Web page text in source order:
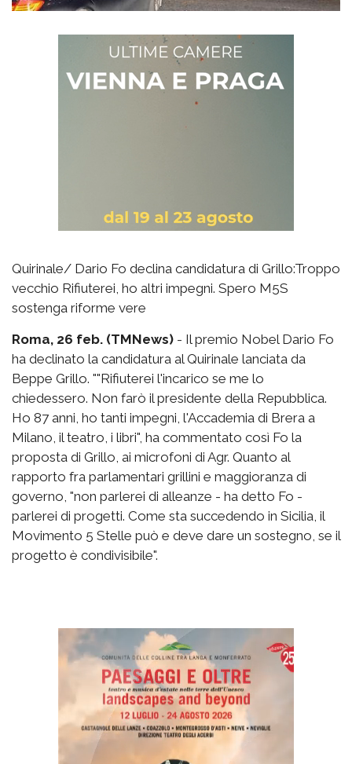
Quirinale/ Dario Fo declina candidatura di Grillo:Troppo
vecchio Rifiuterei, ho altri impegni. Spero M5S
sostenga riforme vere
Roma, 26 feb. (TMNews) - Il premio Nobel Dario Fo
ha declinato la candidatura al Quirinale lanciata da
Beppe Grillo. ""Rifiuterei l'incarico se me lo
chiedessero. Non farò il presidente della Repubblica.
Ho 87 anni, ho tanti impegni, l'Accademia di Brera a
Milano, il teatro, i libri", ha commentato così Fo la
proposta di Grillo, ai microfoni di Agr. Quanto al
rapporto fra parlamentari grillini e maggioranza di
governo, "non parlerei di alleanze - ha detto Fo -
parlerei di progetti. Come sta succedendo in Sicilia, il
Movimento 5 Stelle può e deve dare un sostegno, se il
progetto è condivisibile".